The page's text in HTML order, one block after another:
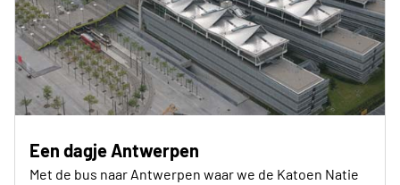
Een dagje Antwerpen
Met de bus naar Antwerpen waar we de Katoen Natie